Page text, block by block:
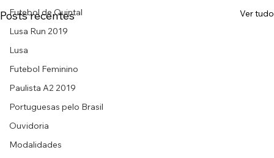
Futebol de Quintal
Lusa Run 2019
Lusa
Futebol Feminino
Paulista A2 2019
Portuguesas pelo Brasil
Ouvidoria
Modalidades
Posts recentes Ver tudo